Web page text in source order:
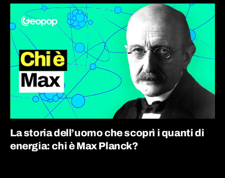
La storia dell’uomo che scoprì i quanti di
energia: chi è Max Planck?